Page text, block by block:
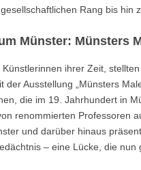
Rang bis hin
Münster: Münsters
ihrer Zeit,
der Ausstellung „Münsters
die im 19. Jahrhundert in
renommierten Professoren
und darüber hinaus
– eine Lücke, die nun